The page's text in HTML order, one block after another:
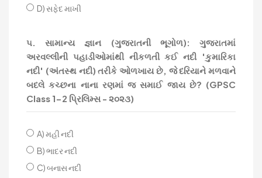
D) સફેદ માખી
૫. સામાન્ય જ્ઞાન (ગુજરાતની ભૂગોળ): ગુજરાતમાં
અરવલ્લીની પહાડીઓમાંથી નીકળતી કઈ નદી 'કુમારિકા
નદી' (અંતસ્થ નદી) તરીકે ઓળખાય છે, જે દરિયાને મળવાને
બદલે કચ્છના નાના રણમાં જ સમાઈ જાય છે? (GPSC
Class 1-2 પ્રિલિમ્સ - ૨૦૨૩)
A) મહી નદી
B) ભાદર નદી
C) બનાસ નદી